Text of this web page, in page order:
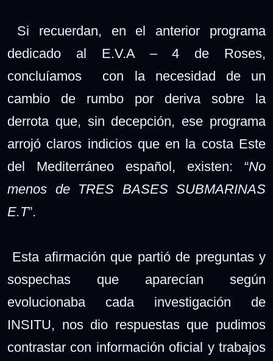
Si recuerdan, en el anterior programa
dedicado al E.V.A – 4 de Roses,
concluíamos con la necesidad de un
cambio de rumbo por deriva sobre la
derrota que, sin decepción, ese programa
arrojó claros indicios que en la costa Este
del Mediterráneo español, existen: “No
menos de TRES BASES SUBMARINAS
E.T”.
Esta afirmación que partió de preguntas y
sospechas que aparecían según
evolucionaba cada investigación de
INSITU, nos dio respuestas que pudimos
contrastar con información oficial y trabajos